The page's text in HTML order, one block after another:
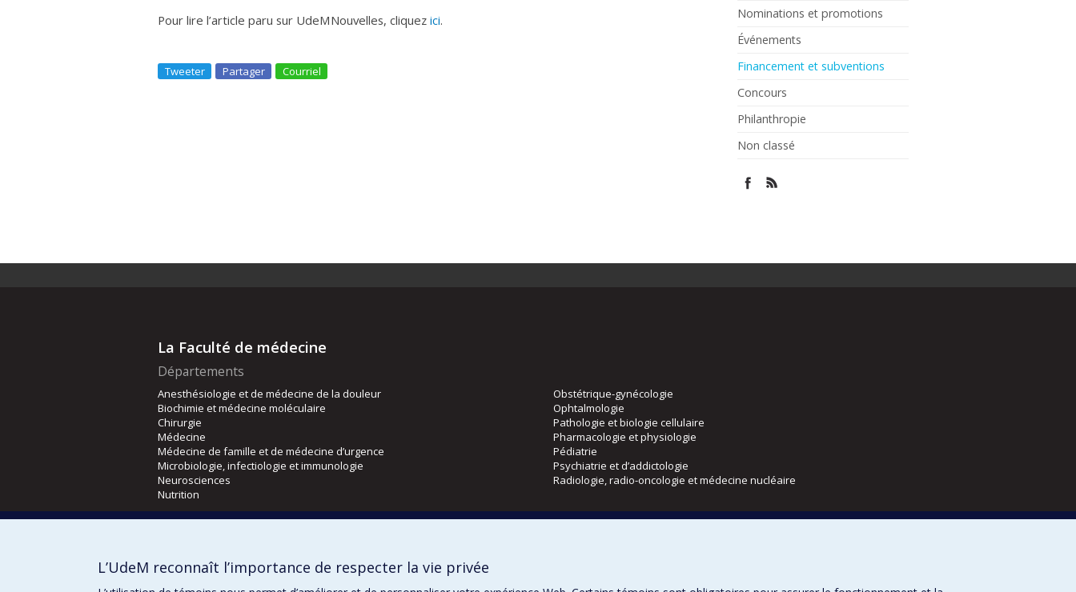
Nominations et promotions
Événements
Financement et subventions
Concours
Philanthropie
Non classé
Pour lire l’article paru sur UdeMNouvelles, cliquez ici.
Tweeter Partager Courriel
La Faculté de médecine
Départements
Anesthésiologie et de médecine de la douleur
Biochimie et médecine moléculaire
Chirurgie
Médecine
Médecine de famille et de médecine d’urgence
Microbiologie, infectiologie et immunologie
Neurosciences
Nutrition
Obstétrique-gynécologie
Ophtalmologie
Pathologie et biologie cellulaire
Pharmacologie et physiologie
Pédiatrie
Psychiatrie et d’addictologie
Radiologie, radio-oncologie et médecine nucléaire
Orthophonie et audiologie
L’UdeM reconnaît l’importance de respecter la vie privée